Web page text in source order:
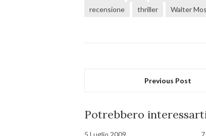
recensione
thriller Walter
Previous Post
Potrebbero